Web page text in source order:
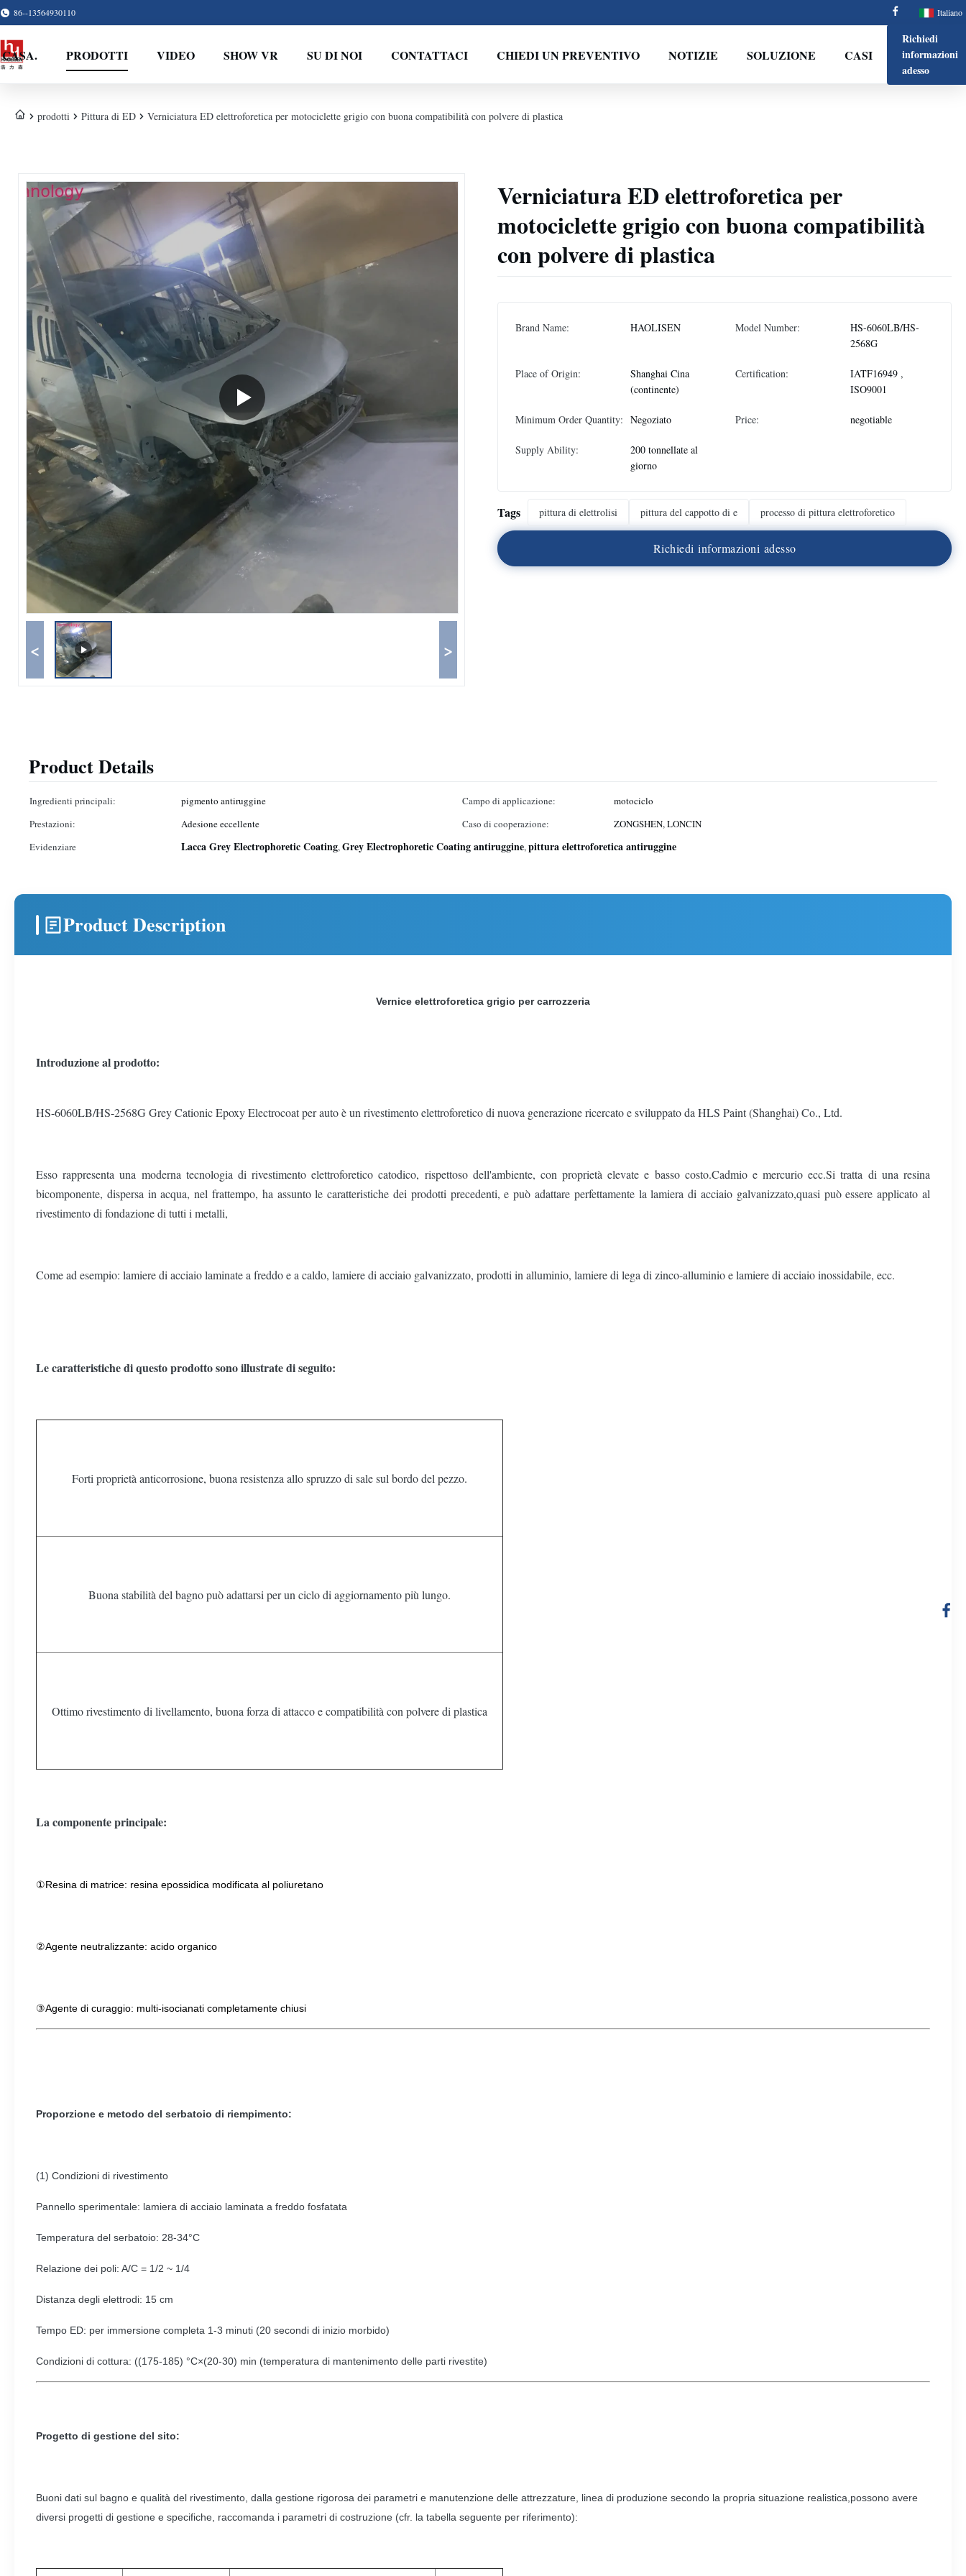
86--13564930110 Italiano
CASA. PRODOTTI VIDEO SHOW VR SU DI NOI CONTATTACI CHIEDI UN PREVENTIVO NOTIZIE SOLUZIONE CASI
Richiedi
informazioni
adesso
prodotti Pittura di ED Verniciatura ED elettroforetica per motociclette grigio con buona compatibilità con polvere di plastica
< >
Verniciatura ED elettroforetica per
motociclette grigio con buona compatibilità
con polvere di plastica
Brand Name: HAOLISEN Model Number:
HS-6060LB/HS-
2568G
Place of Origin:
Shanghai Cina
(continente)
Certification:
IATF16949 ,
ISO9001
Minimum Order Quantity: Negoziato Price: negotiable
Supply Ability:
200 tonnellate al
giorno
Tags pittura di elettrolisi pittura del cappotto di e processo di pittura elettroforetico
Richiedi informazioni adesso
Product Details
Ingredienti principali: pigmento antiruggine Campo di applicazione:
motociclo
Prestazioni:
Adesione eccellente Caso di cooperazione:
ZONGSHEN, LONCIN
Evidenziare
Lacca Grey Electrophoretic Coating,Grey Electrophoretic Coating antiruggine,pittura elettroforetica antiruggine
Product Description
Vernice elettroforetica grigio per carrozzeria
Introduzione al prodotto:
HS-6060LB/HS-2568G Grey Cationic Epoxy Electrocoat per auto è un rivestimento elettroforetico di nuova generazione ricercato e sviluppato da HLS Paint (Shanghai) Co., Ltd.
Esso rappresenta una moderna tecnologia di rivestimento elettroforetico catodico, rispettoso dell'ambiente, con proprietà elevate e basso costo.Cadmio e mercurio ecc.Si tratta di una resina
bicomponente, dispersa in acqua, nel frattempo, ha assunto le caratteristiche dei prodotti precedenti, e può adattare perfettamente la lamiera di acciaio galvanizzato,quasi può essere applicato al
rivestimento di fondazione di tutti i metalli,
Come ad esempio: lamiere di acciaio laminate a freddo e a caldo, lamiere di acciaio galvanizzato, prodotti in alluminio, lamiere di lega di zinco-alluminio e lamiere di acciaio inossidabile, ecc.
Le caratteristiche di questo prodotto sono illustrate di seguito:
Forti proprietà anticorrosione, buona resistenza allo spruzzo di sale sul bordo del pezzo.
Buona stabilità del bagno può adattarsi per un ciclo di aggiornamento più lungo.
Ottimo rivestimento di livellamento, buona forza di attacco e compatibilità con polvere di plastica
La componente principale:
①Resina di matrice: resina epossidica modificata al poliuretano
②Agente neutralizzante: acido organico
③Agente di curaggio: multi-isocianati completamente chiusi
Proporzione e metodo del serbatoio di riempimento:
(1) Condizioni di rivestimento
Pannello sperimentale: lamiera di acciaio laminata a freddo fosfatata
Temperatura del serbatoio: 28-34°C
Relazione dei poli: A/C = 1/2 ~ 1/4
Distanza degli elettrodi: 15 cm
Tempo ED: per immersione completa 1-3 minuti (20 secondi di inizio morbido)
Condizioni di cottura: ((175-185) °C×(20-30) min (temperatura di mantenimento delle parti rivestite)
Progetto di gestione del sito:
Buoni dati sul bagno e qualità del rivestimento, dalla gestione rigorosa dei parametri e manutenzione delle attrezzature, linea di produzione secondo la propria situazione realistica,possono avere
diversi progetti di gestione e specifiche, raccomanda i parametri di costruzione (cfr. la tabella seguente per riferimento):